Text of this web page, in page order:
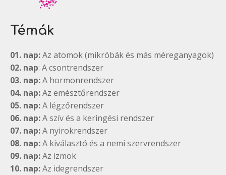
Témák
01. nap:Az atomok (mikróbák és más méreganyagok)
02. nap: A csontrendszer
03. nap:A hormonrendszer
04. nap:Az emésztőrendszer
05. nap:A légzőrendszer
06. nap:A szív és a keringési rendszer
07. nap:A nyirokrendszer
08. nap:A kiválasztó és a nemi szervrendszer
09. nap:Az izmok
10. nap:Az idegrendszer